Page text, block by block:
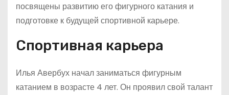
посвящены развитию его фигурного катания и
подготовке к будущей спортивной карьере.
Спортивная карьера
Илья Авербух начал заниматься фигурным
катанием в возрасте 4 лет. Он проявил свой талант